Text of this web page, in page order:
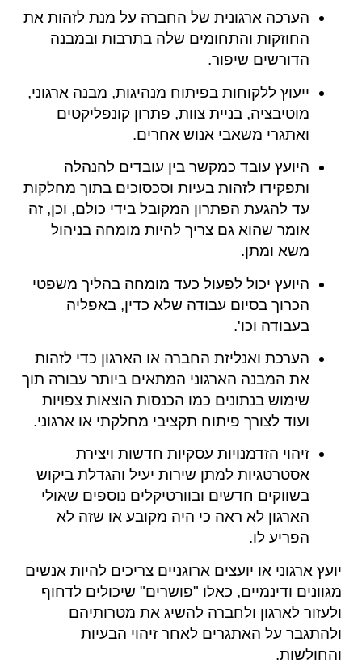
הערכה ארגונית של החברה על מנת לזהות את
החוזקות והתחומים שלה בתרבות ובמבנה
הדורשים שיפור.
ייעוץ ללקוחות בפיתוח מנהיגות, מבנה ארגוני,
מוטיבציה, בניית צוות, פתרון קונפליקטים
ואתגרי משאבי אנוש אחרים.
היועץ עובד כמקשר בין עובדים להנהלה
ותפקידו לזהות בעיות וסכסוכים בתוך מחלקות
עד להגעת הפתרון המקובל בידי כולם, וכן, זה
אומר שהוא גם צריך להיות מומחה בניהול
משא ומתן.
היועץ יכול לפעול כעד מומחה בהליך משפטי
הכרוך בסיום עבודה שלא כדין, באפליה
בעבודה וכו'.
הערכת ואנליזת החברה או הארגון כדי לזהות
את המבנה הארגוני המתאים ביותר עבורה תוך
שימוש בנתונים כמו הכנסות הוצאות צפויות
ועוד לצורך פיתוח תקציבי מחלקתי או ארגוני.
זיהוי הזדמנויות עסקיות חדשות ויצירת
אסטרטגיות למתן שירות יעיל והגדלת ביקוש
בשווקים חדשים ובוורטיקלים נוספים שאולי
הארגון לא ראה כי היה מקובע או שזה לא
הפריע לו.
יועץ ארגוני או יועצים ארוגניים צריכים להיות אנשים
מגוונים ודינמיים, כאלו "פושרים" שיכולים לדחוף
ולעזור לארגון ולחברה להשיג את מטרותיהם
ולהתגבר על האתגרים לאחר זיהוי הבעיות
והחולשות.